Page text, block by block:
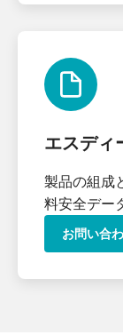
エスディ
製品の組成
料安全デー
お問い合